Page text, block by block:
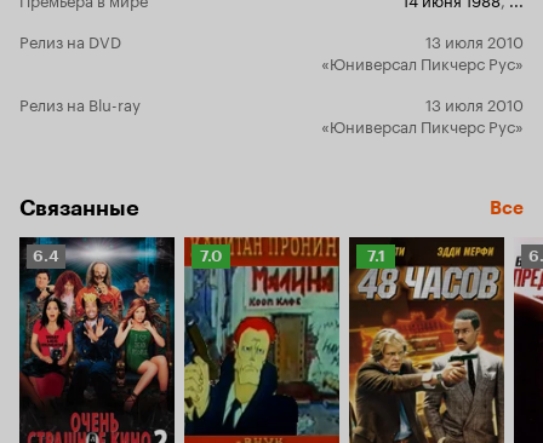
Релиз на DVD
13 июля 2010
«Юниверсал Пикчерс Рус»
Релиз на Blu-ray
13 июля 2010
«Юниверсал Пикчерс Рус»
Связанные Все
Рейтинг
Кинопоиска
6.4
6.4
Рейтинг
Кинопоиска
7.0
7.0
Рейтинг
Кинопоиска
7.1
7.1